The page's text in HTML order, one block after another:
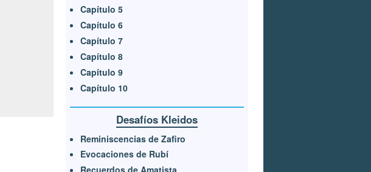
Capítulo 5
Capítulo 6
Capítulo 7
Capítulo 8
Capítulo 9
Capítulo 10
Desafíos Kleidos
Reminiscencias de Zafiro
Evocaciones de Rubí